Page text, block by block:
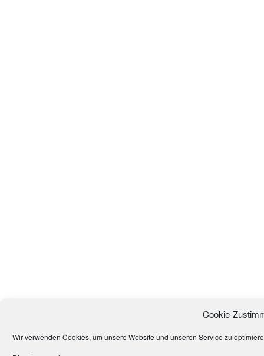
Cookie-
Wir verwenden Cookies, um unsere Website und unseren Service zu